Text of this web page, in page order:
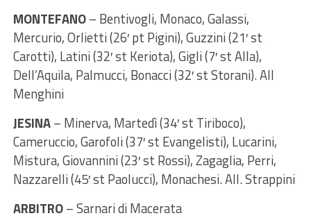
MONTEFANO– Bentivogli, Monaco, Galassi,
Mercurio, Orlietti (26′ pt Pigini), Guzzini (21′ st
Carotti), Latini (32′ st Keriota), Gigli (7′ st Alla),
Dell’Aquila, Palmucci, Bonacci (32′ st Storani). All
Menghini
JESINA– Minerva, Martedì (34′ st Tiriboco),
Cameruccio, Garofoli (37′ st Evangelisti), Lucarini,
Mistura, Giovannini (23′ st Rossi), Zagaglia, Perri,
Nazzarelli (45′ st Paolucci), Monachesi. All. Strappini
ARBITRO– Sarnari di Macerata